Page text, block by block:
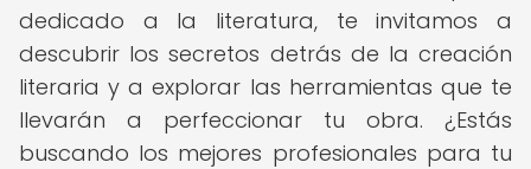
dedicado a la literatura, te invitamos a
descubrir los secretos detrás de la creación
literaria y a explorar las herramientas que te
llevarán a perfeccionar tu obra. ¿Estás
buscando los mejores profesionales para tu